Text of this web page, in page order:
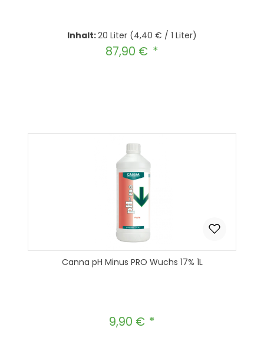
Inhalt:20 Liter (4,40 € / 1 Liter)
Regulärer Preis:
87,90 €
Canna pH Minus PRO Wuchs 17% 1L
Regulärer Preis:
9,90 €